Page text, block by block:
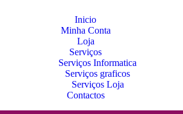
Inicio
Minha Conta
Loja
Serviços
Serviços Informatica
Serviços graficos
Serviços Loja
Contactos